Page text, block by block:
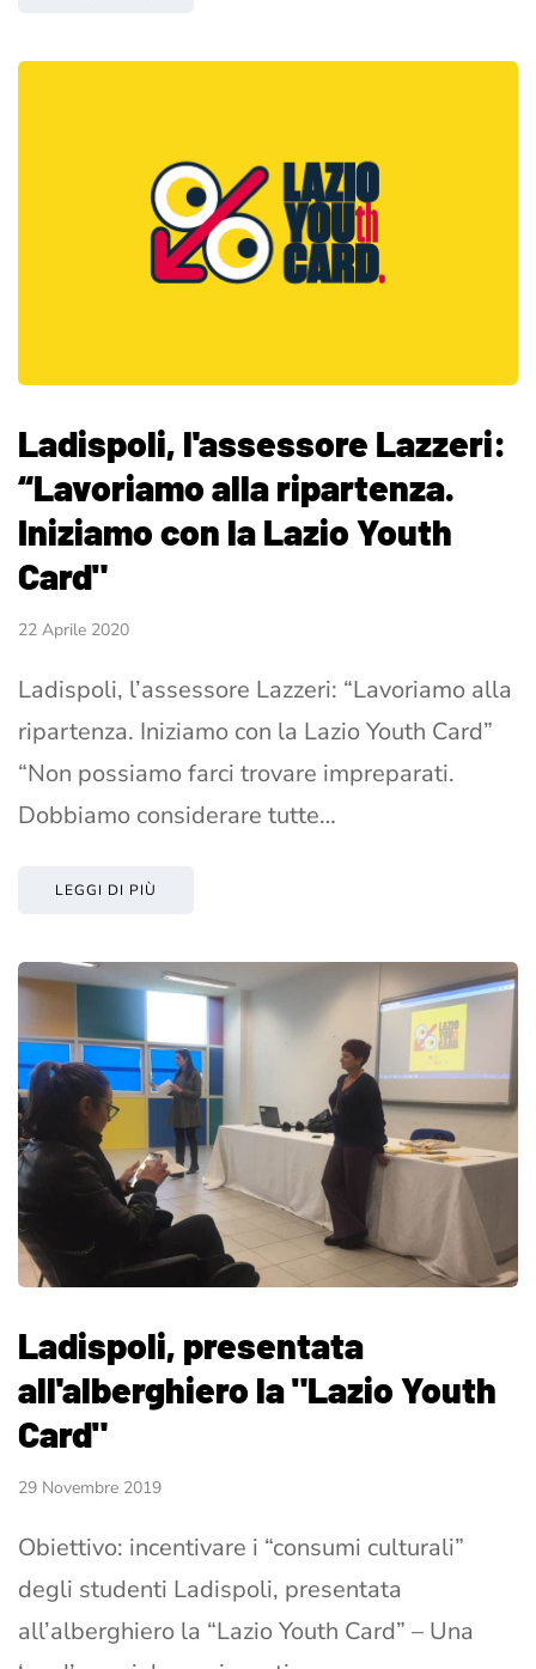
Ladispoli, l'assessore Lazzeri:
“Lavoriamo alla ripartenza.
Iniziamo con la Lazio Youth
Card"
22 Aprile 2020
Ladispoli, l’assessore Lazzeri: “Lavoriamo alla
ripartenza. Iniziamo con la Lazio Youth Card”
“Non possiamo farci trovare impreparati.
Dobbiamo considerare tutte…
LEGGI DI PIÙ
Ladispoli, presentata
all'alberghiero la "Lazio Youth
Card"
29 Novembre 2019
Obiettivo: incentivare i “consumi culturali”
degli studenti Ladispoli, presentata
all’alberghiero la “Lazio Youth Card” – Una